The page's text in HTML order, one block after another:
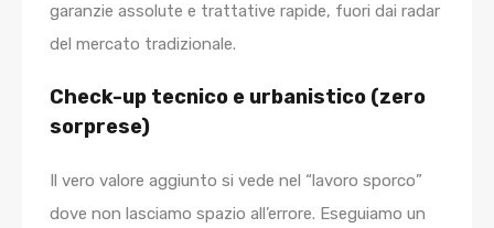
garanzie assolute e trattative rapide, fuori dai radar
del mercato tradizionale.
Check-up tecnico e urbanistico (zero
sorprese)
Il vero valore aggiunto si vede nel “lavoro sporco”
dove non lasciamo spazio all’errore. Eseguiamo un